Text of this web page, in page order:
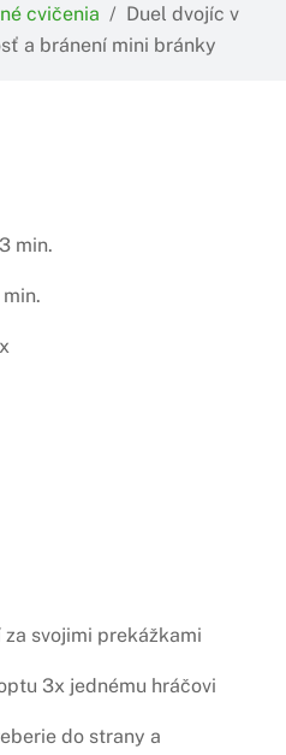
cvičenia / Duel dvojíc v
a bránení mini bránky
min.
svojimi prekážkami
3x jednému hráčovi
do strany a